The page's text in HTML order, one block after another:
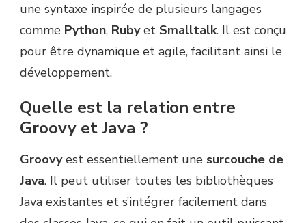
une syntaxe inspirée de plusieurs langages
comme Python, Rubyet Smalltalk. Il est conçu
pour être dynamique et agile, facilitant ainsi le
développement.
Quelle est la relation entre
Groovy et Java ?
Groovyest essentiellement une surcouche de
Java. Il peut utiliser toutes les bibliothèques
Java existantes et s’intégrer facilement dans